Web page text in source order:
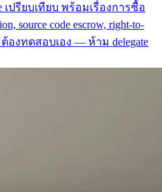
เปรียบเทียบ พร้อมเรื่องการซื้อ
source code escrow, right-to-
ต้องทดสอบเอง — ห้าม delegate